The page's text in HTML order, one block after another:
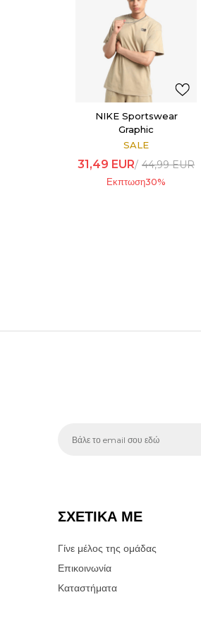
NIKE Sportswear
Graphic
SALE
31,49 EUR 44,99EUR
Εκπτωση30%
ΣΧΕΤΙΚΑ ΜΕ
Γίνε μέλος της ομάδας
Επικοινωνία
Καταστήματα